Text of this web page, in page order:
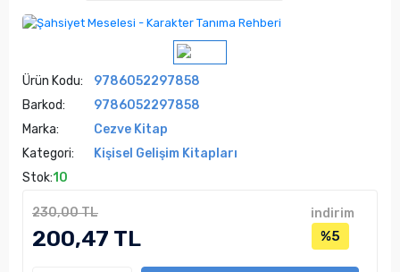
Ürün Kodu:
9786052297858
Barkod:
9786052297858
Marka:
Cezve Kitap
Kategori:
Kişisel Gelişim Kitapları
Stok:10
230,00 TL
200,47 TL
indirim
%5